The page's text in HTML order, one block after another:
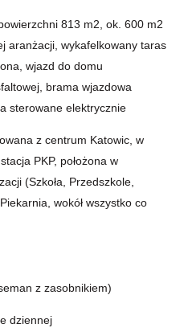
813 m2, ok. 600 m2
aranżacji , wykafelkowany taras
wjazd do domu
brama wjazdowa
sterowane elektrycznie
z centrum Katowic, w
PKP, położona w
(Szkoła, Przedszkole,
wokół wszystko co
z zasobnikiem)
dziennej